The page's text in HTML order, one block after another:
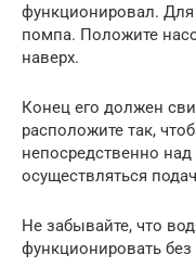
функционировал. Для
помпа. Положите
наверх.
Конец его должен
расположите так,
непосредственно
осуществляться
Не забывайте, что
функционировать без